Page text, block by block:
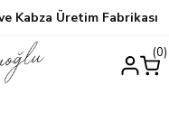
Kabza Üretim Fabrikası
0